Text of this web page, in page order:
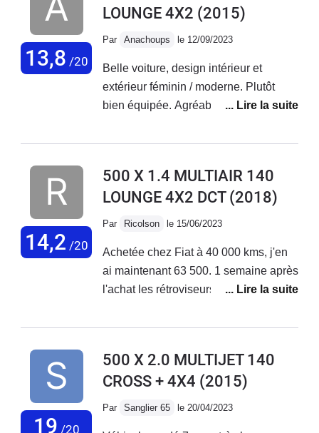
13,8 /20
LOUNGE 4X2 (2015)
Par Anachoups le 12/09/2023
Belle voiture, design intérieur et
extérieur féminin / moderne. Plutôt
bien équipée. Agréable à conduire sur
de route. Malheureusement aucune
voiture vieillit très mal, tout se met à
déconner et les réparations
de leurs défauts de fabrication !
J'adore ma voiture mais au vu des
coûts de réparations faramineux, des
cesse... Je vais la revendre.
14,2 /20
500 X 1.4 MULTIAIR 140
LOUNGE 4X2 DCT(2018)
Par Ricolson le 15/06/2023
Achetée chez Fiat à 40 000 kms, j'en
ai maintenant 63 500. 1 semaine après
l'achat les rétroviseurs électriques ne
en concession. Plus gênant, 2 mois
mode dégradé. Retour en concession
en dépanneuse; problème de
19 /20
500 X 2.0 MULTIJET 140
CROSS + 4X4 (2015)
Par Sanglier 65 le 20/04/2023